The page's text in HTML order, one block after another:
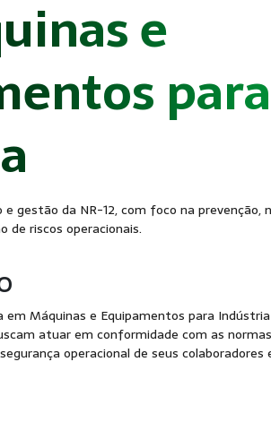
e
para
gestão da NR-12, com foco na prevenção,
de riscos operacionais.
em Máquinas e Equipamentos para
atuar em conformidade com as normas
operacional de seus colaboradores